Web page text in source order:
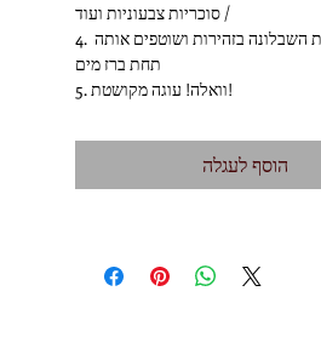
/ סוכריות צבעוניות ועוד
4. מרימים את השבלונה בזהירות ושוטפים אותה
תחת ברז מים
5. וואלה! עוגה מקושטת!
הוסף לעגלה